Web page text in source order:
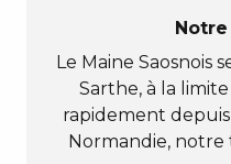
Le Maine Saosnois
Sarthe, à la
rapidement
Normandie, notre